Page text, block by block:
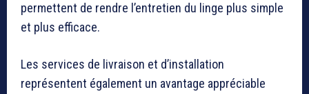
permettent de rendre l’entretien du linge plus simple
et plus efficace.
Les services de livraison et d’installation
représentent également un avantage appréciable